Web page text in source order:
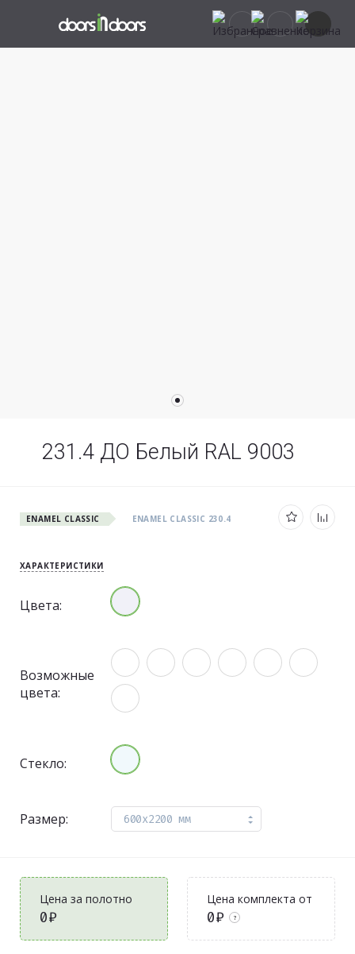
231.4 ДО Белый RAL 9003
ENAMEL CLASSIC ENAMEL CLASSIC 230.4
ХАРАКТЕРИСТИКИ
Цвета:
Возможные
цвета:
Стекло:
Размер: 600x2200 мм
Цена за полотно
0₽
Цена комплекта от
0₽ ?